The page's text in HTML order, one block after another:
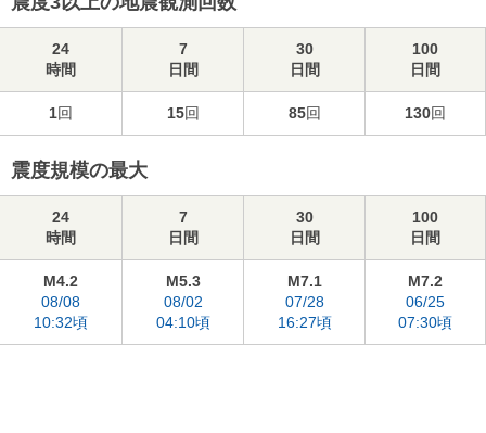
24
時間
7
日間
30
日間
100
日間
1回 15回 85回 130回
震度規模の最大
24
時間
7
日間
30
日間
100
日間
M4.2
08/08
10:32頃
M5.3
08/02
04:10頃
M7.1
07/28
16:27頃
M7.2
06/25
07:30頃